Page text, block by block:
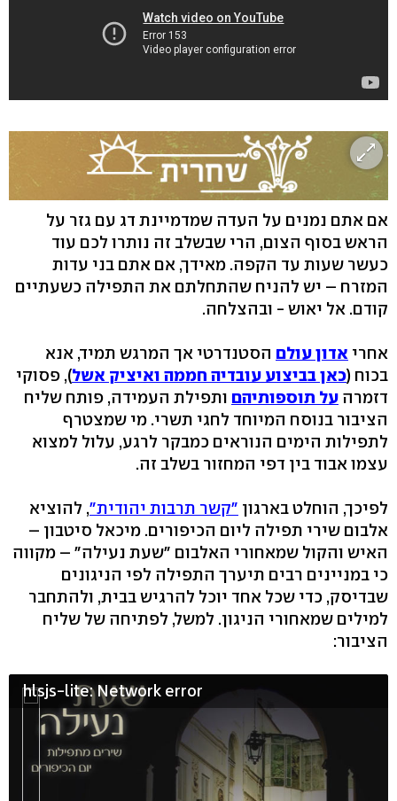
אם אתם נמנים על העדה שמדמיינת דג עם גזר על
הראש בסוף הצום, הרי שבשלב זה נותרו לכם עוד
כעשר שעות עד הקפה. מאידך, אם אתם בני עדות
המזרח – יש להניח שהתחלתם את התפילה כשעתיים
קודם. אל יאוש - ובהצלחה.
אחרי אדון עולם הסטנדרטי אך המרגש תמיד, אנא
בכוח (כאן בביצוע עובדיה חממה ואיציק אשל), פסוקי
דזמרה על תוספותיהם ותפילת העמידה, פותח שליח
הציבור בנוסח המיוחד לחגי תשרי. מי שמצטרף
לתפילות הימים הנוראים כמבקר לרגע, עלול למצוא
עצמו אבוד בין דפי המחזור בשלב זה.
לפיכך, הוחלט בארגון "קשר תרבות יהודית", להוציא
אלבום שירי תפילה ליום הכיפורים. מיכאל סיטבון –
האיש והקול שמאחורי האלבום "שעת נעילה" – מקווה
כי במניינים רבים תיערך התפילה לפי הניגונים
שבדיסק, כדי שכל אחד יוכל להרגיש בבית, ולהתחבר
למילים שמאחורי הניגון. למשל, לפתיחה של שליח
הציבור:
hlsjs-lite: Network error